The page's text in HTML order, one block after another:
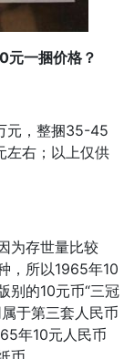
一捆价格？
，整捆35-45
左右；以上仅供
为存世量比较
，所以1965年10
别的10元币“三冠
于第三套人民币
年10元人民币